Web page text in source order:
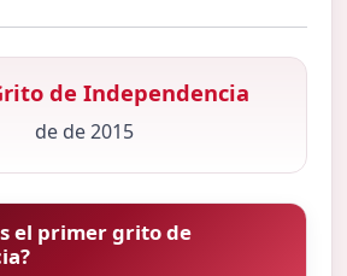
de Independencia
de de 2015
el primer grito de